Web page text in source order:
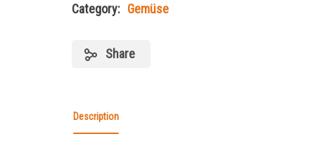
Category: Gemüse
Share
Description